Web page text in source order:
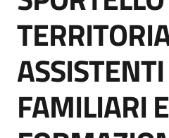
English
Seguici
su
ASSISTENTI
FAMILIARI E